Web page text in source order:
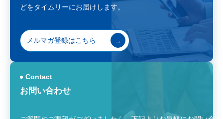
どをタイムリーにお届けします。
メルマガ登録はこちら
Contact
お問い合わせ